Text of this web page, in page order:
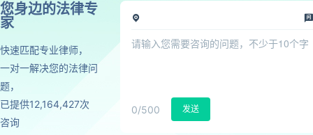
您身边的法律专
家
快速匹配专业律师，
一对一解决您的法律问
题，
已提供12,164,427次
咨询
0/500 发送